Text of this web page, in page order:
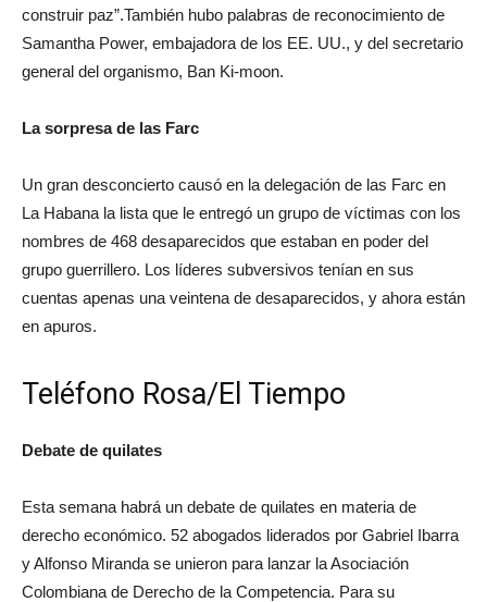
construir paz”.También hubo palabras de reconocimiento de
Samantha Power, embajadora de los EE. UU., y del secretario
general del organismo, Ban Ki-moon.
La sorpresa de las Farc
Un gran desconcierto causó en la delegación de las Farc en
La Habana la lista que le entregó un grupo de víctimas con los
nombres de 468 desaparecidos que estaban en poder del
grupo guerrillero. Los líderes subversivos tenían en sus
cuentas apenas una veintena de desaparecidos, y ahora están
en apuros.
Teléfono Rosa/El Tiempo
Debate de quilates
Esta semana habrá un debate de quilates en materia de
derecho económico. 52 abogados liderados por Gabriel Ibarra
y Alfonso Miranda se unieron para lanzar la Asociación
Colombiana de Derecho de la Competencia. Para su